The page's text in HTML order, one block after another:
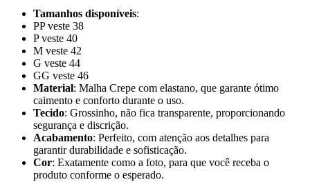
Tamanhos disponíveis:
PP veste 38
P veste 40
M veste 42
G veste 44
GG veste 46
Material: Malha Crepe com elastano, que garante ótimo
caimento e conforto durante o uso.
Tecido: Grossinho, não fica transparente, proporcionando
segurança e discrição.
Acabamento: Perfeito, com atenção aos detalhes para
garantir durabilidade e sofisticação.
Cor: Exatamente como a foto, para que você receba o
produto conforme o esperado.